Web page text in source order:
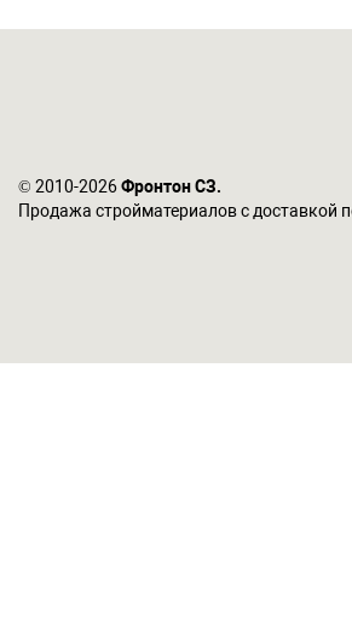
© 2010-2026Фронтон СЗ.
Продажа стройматериалов с доставкой